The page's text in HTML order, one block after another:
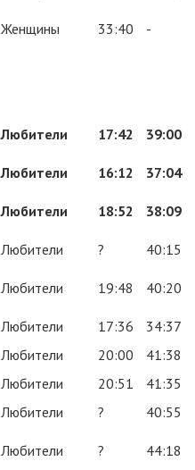
Женщины 33:40 -
Любители 17:42 39:00
Любители 16:12 37:04
Любители 18:52 38:09
Любители ? 40:15
Любители 19:48 40:20
Любители 17:36
34:37
Любители 20:00
41:38
Любители 20:51
41:35
Любители ? 40:55
Любители ? 44:18